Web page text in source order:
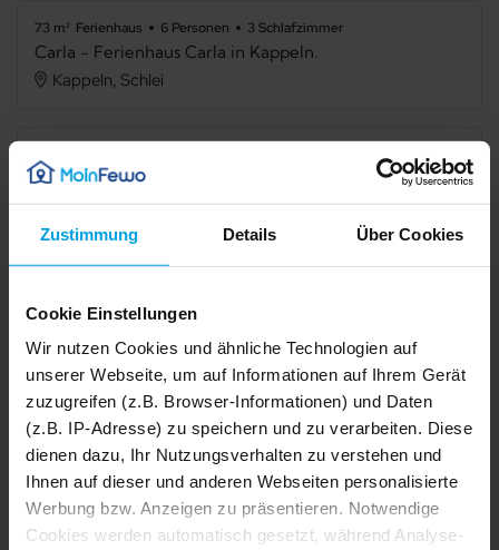
Zustimmung Details Über Cookies
Cookie Einstellungen
Wir nutzen Cookies und ähnliche Technologien auf
unserer Webseite, um auf Informationen auf Ihrem Gerät
zuzugreifen (z.B. Browser-Informationen) und Daten
(z.B. IP-Adresse) zu speichern und zu verarbeiten. Diese
dienen dazu, Ihr Nutzungsverhalten zu verstehen und
Ihnen auf dieser und anderen Webseiten personalisierte
Werbung bzw. Anzeigen zu präsentieren. Notwendige
Cookies werden automatisch gesetzt, während Analyse-
73 m² Ferienhaus 6 Personen 3 Schlafzimmer
Carla - Ferienhaus Carla in Kappeln.
Kappeln, Schlei
Internet TV
Terrasse
Mikrowelle Spülmaschine
Dusche Waschmaschine
Trockner Haustier erlaubt
Nichtraucher
1/20
2/20
3/20